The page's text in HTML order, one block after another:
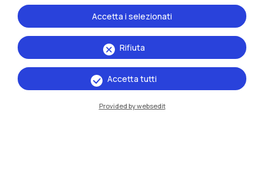
Rifiuta
Accetta i selezionati
Accetta tutti
Provided by websedit